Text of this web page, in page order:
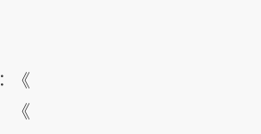
《
《